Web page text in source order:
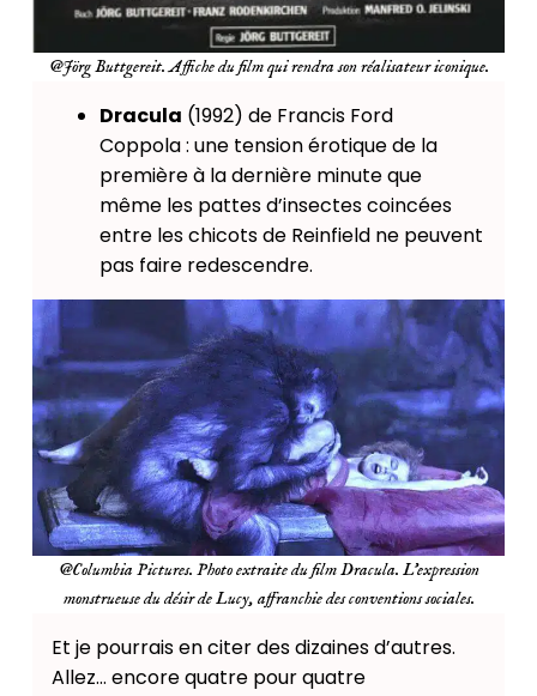
@Jörg Buttgereit. Affiche du film qui rendra son réalisateur iconique.
Dracula (1992) de Francis Ford
Coppola : une tension érotique de la
première à la dernière minute que
même les pattes d’insectes coincées
entre les chicots de Reinfield ne peuvent
pas faire redescendre.
@Columbia Pictures. Photo extraite du film Dracula. L’expression
monstrueuse du désir de Lucy, affranchie des conventions sociales.
Et je pourrais en citer des dizaines d’autres.
Allez… encore quatre pour quatre